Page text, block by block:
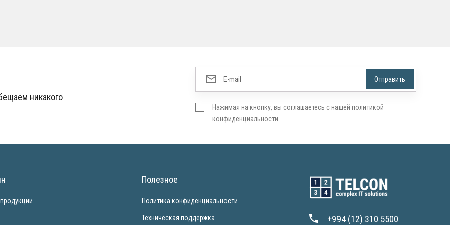
никакого
Нажимая на кнопку, вы соглашаетесь с нашей политикой
конфиденциальности
Полезное
Политика конфиденциальности
Техническая поддержка +994 (12) 310 5500